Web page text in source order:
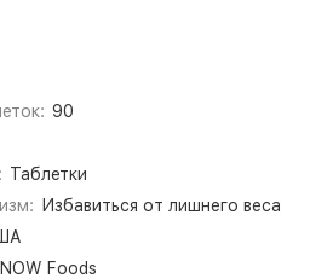
90
Таблетки
Избавиться от лишнего веса
NOW Foods